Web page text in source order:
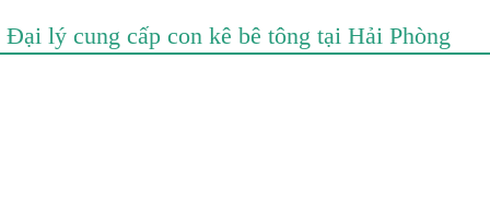
Đại lý cung cấp con kê bê tông tại Hải Phòng